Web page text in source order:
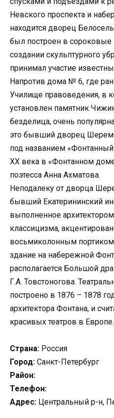
Невского проспекта и
находится дворец
был построен в сороковые
создании скульптурного
принимал участие
Напротив дома № 6, где
Училище правоведения, в
установлен памятник
безделица, очень
это бывший дворец
под названием
XX века в «Фонтанном
поэтесса Анна Ахматова.
Неподалеку от дворца
бывший Екатерининский
выполненное
классицизма,
восьмиколонным
здание на набережной
располагается Большой
Г.А. Товстоногова.
построено в 1876 – 1878
архитектора Фонтана, и
красивых театров в Европе.
Страна: Россия
Город: Санкт-Петербург
Район:
Телефон:
Адрес: Центральный р-н,